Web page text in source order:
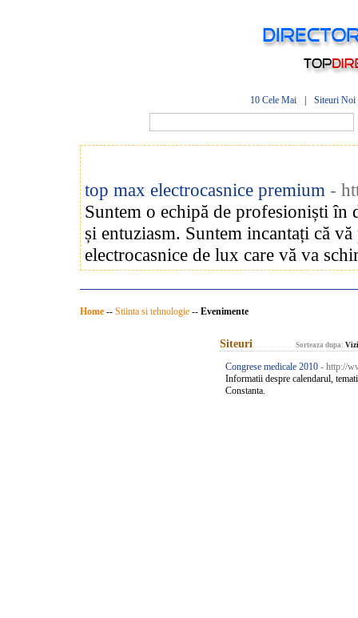
10 Cele Mai Siteuri Noi
top max electrocasnice premium -
Suntem o echipă de profesioniști
și entuziasm. Suntem incantați că
electrocasnice de lux care vă va
Home -- Stiinta si tehnologie -- Evenimente
Siteuri Sorteaza dupa:
Congrese medicale 2010 - http://
Informatii despre calendarul,
Constanta.